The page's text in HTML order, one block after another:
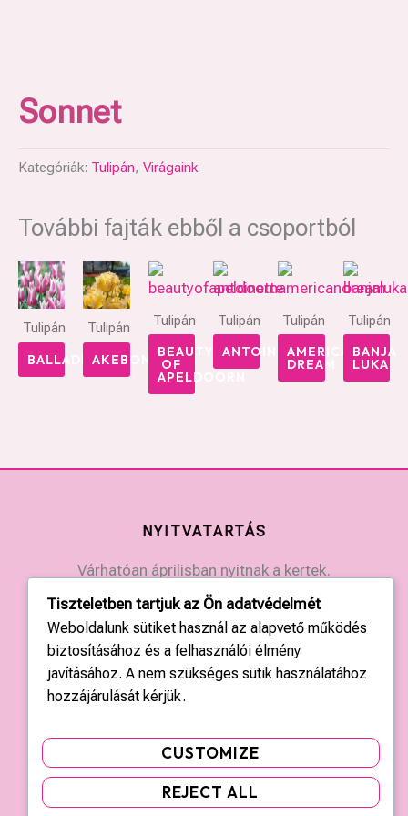
Sonnet
Kategóriák: Tulipán, Virágaink
További fajták ebből a csoportból
Tulipán
BALLADE
Tulipán
AKEBONO
Tulipán
BEAUTY
OF
APELDOORN
Tulipán
ANTOINETTE
Tulipán
AMERICAN
DREAM
Tulipán
BANJA
LUKA
NYITVATARTÁS
Várhatóan áprilisban nyitnak a kertek.
Érdeklődjön a kertek elérhetőségein.
KAPCSOLAT
Országos központ: +36 20 428 3010
Tiszteletben tartjuk az Ön adatvédelmét
Weboldalunk sütiket használ az alapvető működés
biztosításához és a felhasználói élmény
javításához. A nem szükséges sütik használatához
hozzájárulását kérjük.
CUSTOMIZE
REJECT ALL